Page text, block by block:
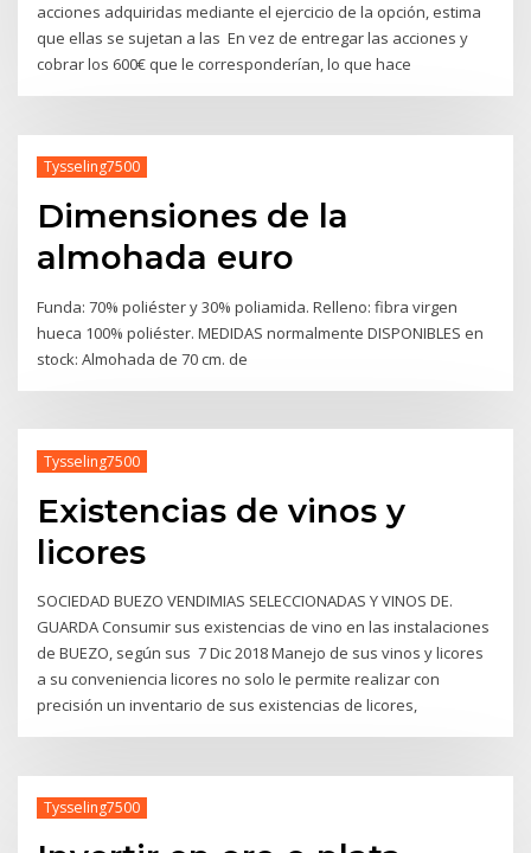
acciones adquiridas mediante el ejercicio de la opción, estima
que ellas se sujetan a las En vez de entregar las acciones y
cobrar los 600€ que le corresponderían, lo que hace
Tysseling7500
Dimensiones de la
almohada euro
Funda: 70% poliéster y 30% poliamida. Relleno: fibra virgen
hueca 100% poliéster. MEDIDAS normalmente DISPONIBLES en
stock: Almohada de 70 cm. de
Tysseling7500
Existencias de vinos y
licores
SOCIEDAD BUEZO VENDIMIAS SELECCIONADAS Y VINOS DE.
GUARDA Consumir sus existencias de vino en las instalaciones
de BUEZO, según sus 7 Dic 2018 Manejo de sus vinos y licores
a su conveniencia licores no solo le permite realizar con
precisión un inventario de sus existencias de licores,
Tysseling7500